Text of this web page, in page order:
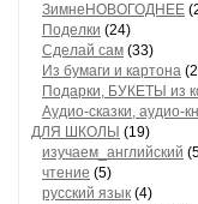
ЗимнеНОВОГОДНЕЕ
Поделки (24)
Сделай сам (33)
Из бумаги и картона
Подарки, БУКЕТЫ из
Аудио-сказки, аудио-
ДЛЯ ШКОЛЫ (19)
изучаем_английский
чтение (5)
русский язык (4)